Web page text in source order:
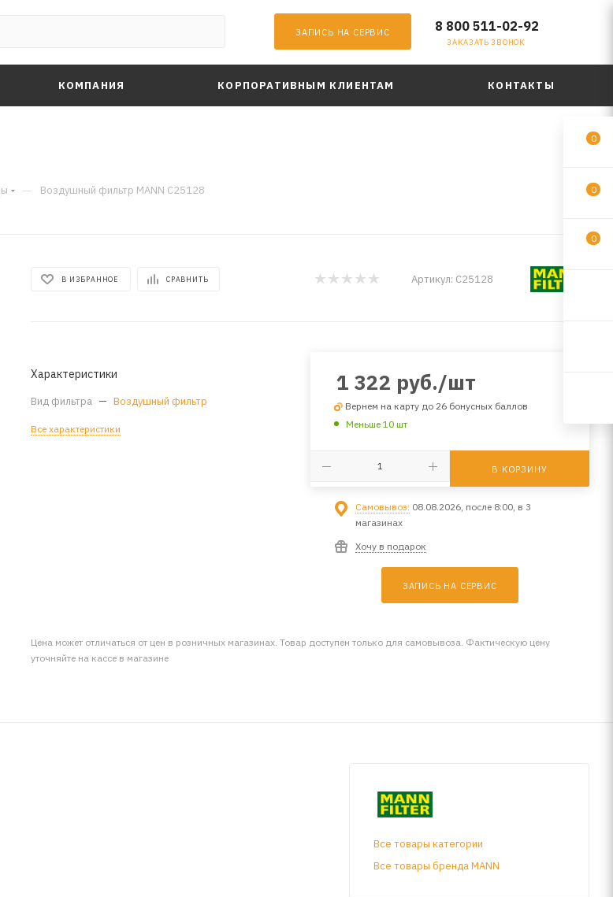
ЗАПИСЬ НА СЕРВИС 8 800 511-02-92
ЗАКАЗАТЬ ЗВОНОК
КОМПАНИЯ КОРПОРАТИВНЫМ КЛИЕНТАМ КОНТАКТЫ
— Воздушный фильтр MANN C25128
В ИЗБРАННОЕ СРАВНИТЬ Артикул: C25128
Характеристики
Вид фильтра — Воздушный фильтр
Все характеристики
1 322 руб./шт
Вернем на карту до 26 бонусных баллов
Меньше 10 шт
В КОРЗИНУ
Самовывоз: 08.08.2026, после 8:00, в 3
магазинах
Хочу в подарок
ЗАПИСЬ НА СЕРВИС
Цена может отличаться от цен в розничных магазинах. Товар доступен только для самовывоза. Фактическую цену
уточняйте на кассе в магазине
Все товары категории
Все товары бренда MANN
0
0
0